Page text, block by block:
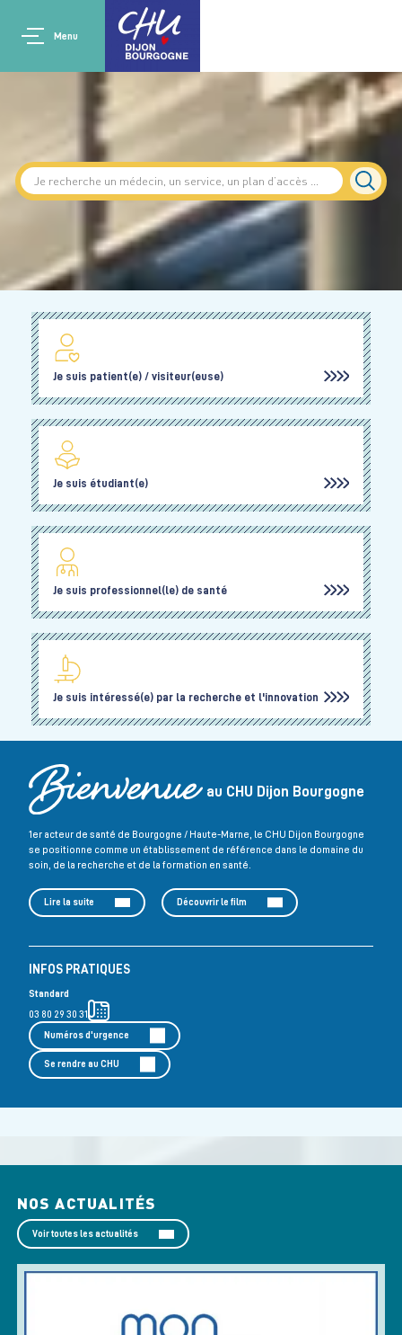
Aller au contenu principal
Main navigation
Menu
Je suis patient(e) / visiteur(euse)
Je suis étudiant(e)
Je suis professionnel(le) de santé
Je suis intéressé(e) par la recherche et l'innovation
au CHU Dijon Bourgogne
1er acteur de santé de Bourgogne / Haute-Marne, le CHU Dijon Bourgogne
se positionne comme un établissement de référence dans le domaine du
soin, de la recherche et de la formation en santé.
Lire la suite Découvrir le film
INFOS PRATIQUES
Standard
03 80 29 30 31
Numéros d'urgence
Se rendre au CHU
NOS ACTUALITÉS
Voir toutes les actualités
Panneau de gestion des cookies